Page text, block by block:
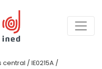
central / IE0215A /